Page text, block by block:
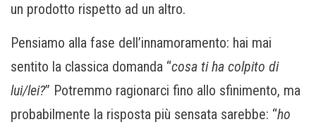
un prodotto rispetto ad un altro.
Pensiamo alla fase dell’innamoramento: hai mai
sentito la classica domanda “cosa ti ha colpito di
lui/lei?” Potremmo ragionarci fino allo sfinimento, ma
probabilmente la risposta più sensata sarebbe: “ho